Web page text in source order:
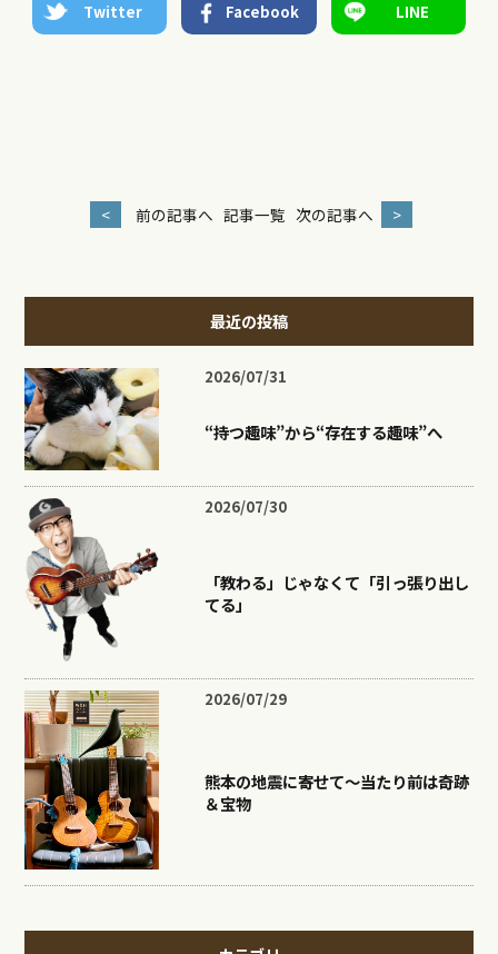
Twitter Facebook LINE
< 前の記事へ 記事一覧 次の記事へ >
最近の投稿
2026/07/31
“持つ趣味”から“存在する趣味”へ
2026/07/30
「教わる」じゃなくて「引っ張り出し
てる」
2026/07/29
熊本の地震に寄せて〜当たり前は奇跡
＆宝物